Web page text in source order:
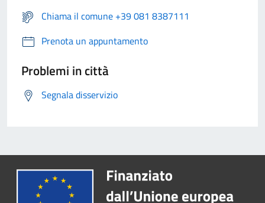
Chiama il comune +39 081 8387111
Prenota un appuntamento
Problemi in città
Segnala disservizio